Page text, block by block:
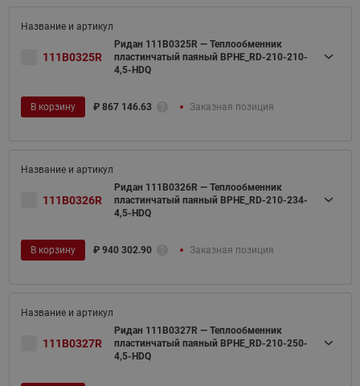
111B0325R
Ридан 111B0325R — Теплообменник
пластинчатый паяный BPHE_RD-210-210-
4,5-HDQ
В корзину ₽ 867 146.63 Заказная позиция
111B0326R
Ридан 111B0326R — Теплообменник
пластинчатый паяный BPHE_RD-210-234-
4,5-HDQ
В корзину ₽ 940 302.90 Заказная позиция
111B0327R
Ридан 111B0327R — Теплообменник
пластинчатый паяный BPHE_RD-210-250-
4,5-HDQ